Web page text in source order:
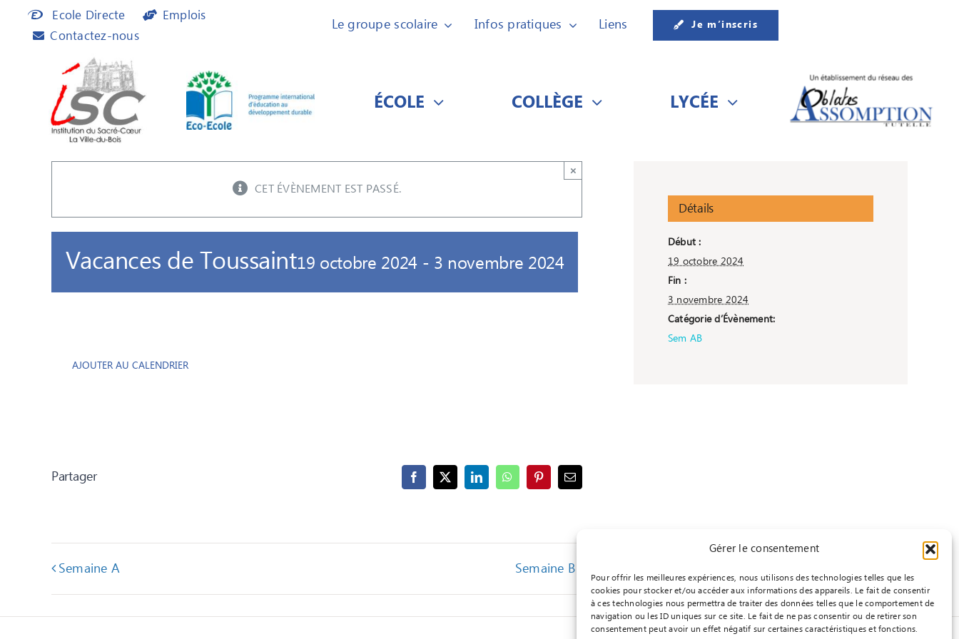
Gérer le consentement
Pour offrir les meilleures expériences, nous utilisons des technologies telles que les
cookies pour stocker et/ou accéder aux informations des appareils. Le fait de consentir
à ces technologies nous permettra de traiter des données telles que le comportement de
navigation ou les ID uniques sur ce site. Le fait de ne pas consentir ou de retirer son
consentement peut avoir un effet négatif sur certaines caractéristiques et fonctions.
Passer
Ecole Directe
Emplois
Contactez-nous
Le groupe scolaire Infos pratiques Liens Je m’inscris
ÉCOLE COLLÈGE LYCÉE
CET ÉVÈNEMENT EST PASSÉ.
×
Vacances de Toussaint19 octobre 2024 - 3 novembre 2024
AJOUTER AU CALENDRIER
Partager Facebook
X LinkedInWhatsAppPinterestEmail
Semaine A Semaine B
Détails
Début :
19 octobre 2024
Fin :
3 novembre 2024
Catégorie d’Évènement:
Sem AB